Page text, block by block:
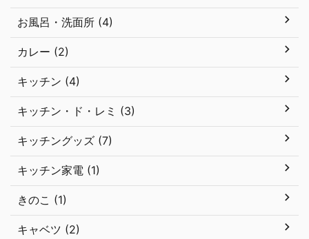
お風呂・洗面所 (4)
カレー (2)
キッチン (4)
キッチン・ド・レミ (3)
キッチングッズ (7)
キッチン家電 (1)
きのこ (1)
キャベツ (2)